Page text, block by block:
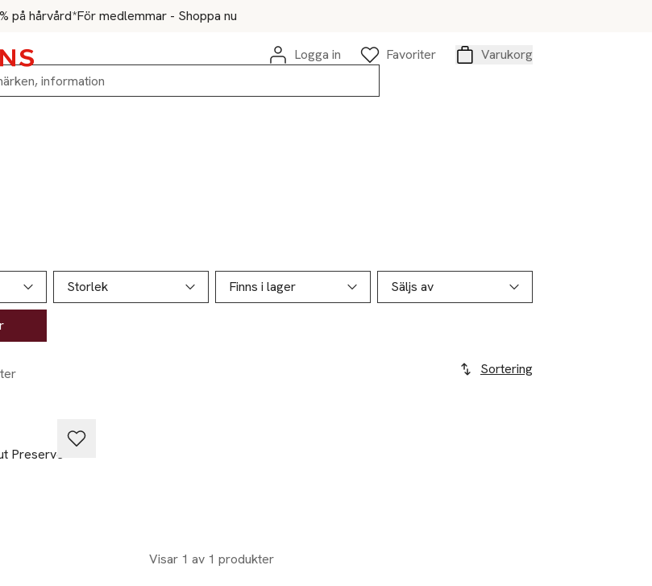
på hårvård*För medlemmar - Shoppa nu
Logga in
Favoriter
Varukorg
Storlek Finns i lager Säljs av
Sortering
Visar 1 av 1 produkter